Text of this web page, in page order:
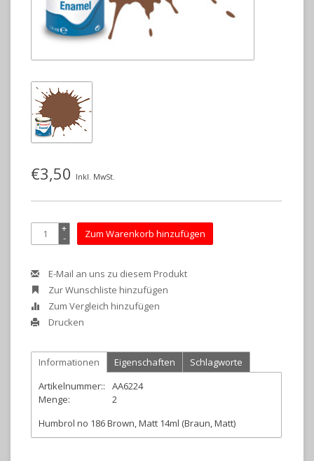
€3,50 Inkl. MwSt.
+
- Zum Warenkorb hinzufügen
E-Mail an uns zu diesem Produkt
Zur Wunschliste hinzufügen
Zum Vergleich hinzufügen
Drucken
Informationen Eigenschaften
Schlagworte
Artikelnummer::
AA6224
Menge:
2
Humbrol no 186 Brown, Matt 14ml (Braun, Matt)